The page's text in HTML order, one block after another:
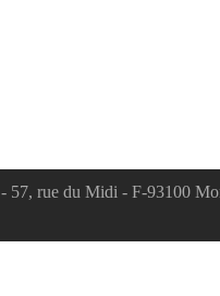
- 57, rue du Midi - F-93100